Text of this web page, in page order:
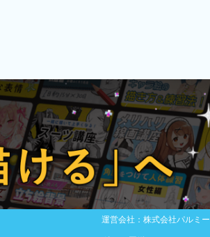
運営会社：株式会社パルミー